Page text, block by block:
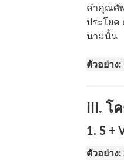
คำคุณศั
ประโยค
นามนั้น
ตัวอย่าง:
III.
1. S +
ตัวอย่าง: